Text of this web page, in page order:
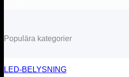
Populära kategorier
LED-BELYSNING